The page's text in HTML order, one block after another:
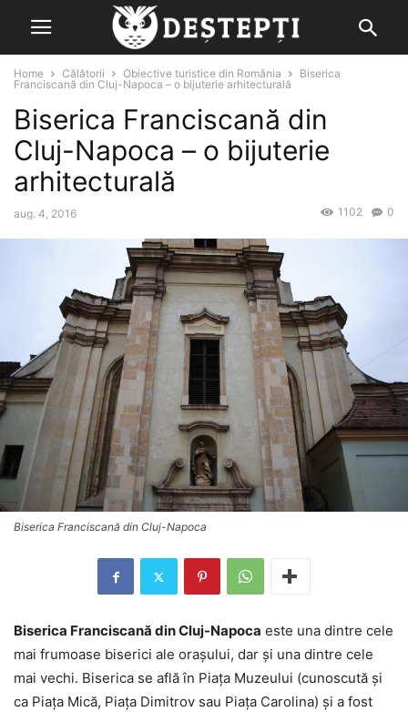
Home Călătorii Obiective turistice din România
Biserica
Franciscană din Cluj-Napoca – o bijuterie arhitecturală
Biserica Franciscană din
Cluj-Napoca – o bijuterie
arhitecturală
aug. 4, 2016 0
1102
Biserica Franciscană din Cluj-Napoca
Biserica Franciscană din Cluj-Napoca este una dintre cele
mai frumoase biserici ale oraşului, dar şi una dintre cele
mai vechi. Biserica se află în Piaţa Muzeului (cunoscută şi
ca Piaţa Mică, Piaţa Dimitrov sau Piaţa Carolina) şi a fost